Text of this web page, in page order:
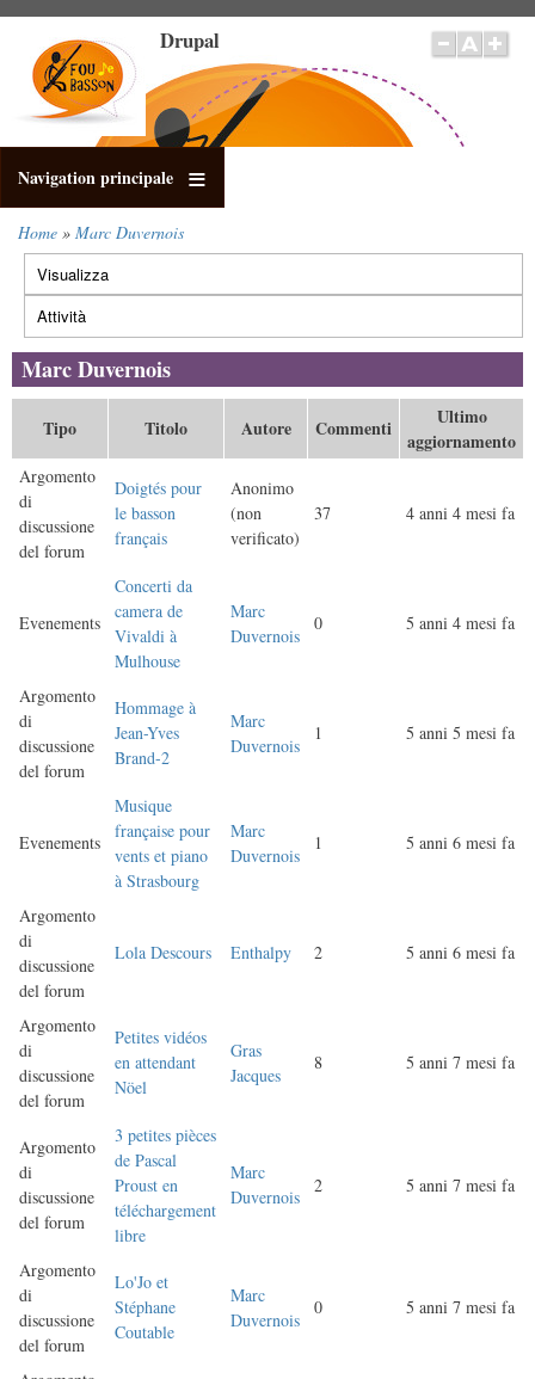
contenuto
principale
Drupal
Navigation principale
Briciole
di
pane
Home Marc Duvernois
Schede
primarie
Visualizza
Attività
attiva)
Marc Duvernois
Tipo Titolo Autore Commenti
Ultimo
aggiornamento
Argomento
di
discussione
del forum
Doigtés pour
le basson
français
Anonimo
(non
verificato)
37 4 anni 4 mesi fa
Evenements
Concerti da
camera de
Vivaldi à
Mulhouse
Marc
Duvernois
0 5 anni 4 mesi fa
Argomento
di
discussione
del forum
Hommage à
Jean-Yves
Brand-2
Marc
Duvernois
1 5 anni 5 mesi fa
Evenements
Musique
française pour
vents et piano
à Strasbourg
Marc
Duvernois
1 5 anni 6 mesi fa
Argomento
di
discussione
del forum
Lola Descours Enthalpy 2 5 anni 6 mesi fa
Argomento
di
discussione
del forum
Petites vidéos
en attendant
Nöel
Gras
Jacques
8 5 anni 7 mesi fa
Argomento
di
discussione
del forum
3 petites pièces
de Pascal
Proust en
téléchargement
libre
Marc
Duvernois
2 5 anni 7 mesi fa
Argomento
di
discussione
del forum
Lo'Jo et
Stéphane
Coutable
Marc
Duvernois
0 5 anni 7 mesi fa